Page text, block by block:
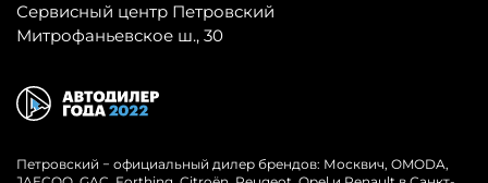
Сервисный центр Петровский
Митрофаньевское ш., 30
Петровский − официальный дилер брендов: Москвич, OMODA,